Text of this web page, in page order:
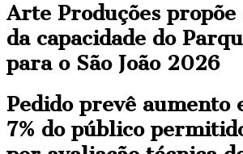
Arte Produções propõe
da capacidade do
para o São João 2026
Pedido prevê aumento
7% do público